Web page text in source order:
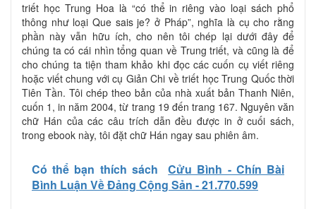
triết học Trung Hoa là “có thể in riêng vào loại sách phổ
thông như loại Que sais je? ở Pháp”, nghĩa là cụ cho rằng
phần này vẫn hữu ích, cho nên tôi chép lại dưới đây để
chúng ta có cái nhìn tổng quan về Trung triết, và cũng là để
cho chúng ta tiện tham khảo khi đọc các cuốn cụ viết riêng
hoặc viết chung với cụ Giản Chi về triết học Trung Quốc thời
Tiên Tần. Tôi chép theo bản của nhà xuất bản Thanh Niên,
cuốn 1, in năm 2004, từ trang 19 đến trang 167. Nguyên văn
chữ Hán của các câu trích dẫn đều được in ở cuối sách,
trong ebook này, tôi đặt chữ Hán ngay sau phiên âm.
Có thể bạn thích sách
Cửu Bình - Chín Bài
Bình Luận Về Đảng Cộng Sản - 21.770.599